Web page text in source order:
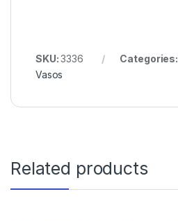
SKU:3336 Categories:
Vasos
Related products